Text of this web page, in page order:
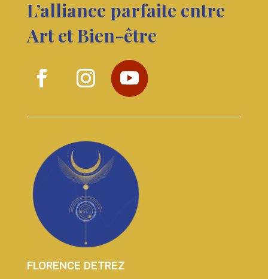
L’alliance parfaite entre
Art et Bien-être
FLORENCE DETREZ